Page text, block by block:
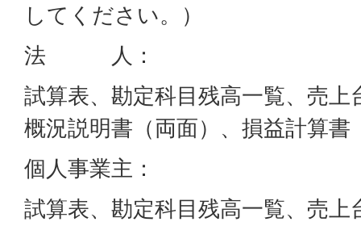
してください。）
法 人：
試算表、勘定科目残高一覧、売上
概況説明書（両面）、損益計算
個人事業主：
試算表、勘定科目残高一覧、売上